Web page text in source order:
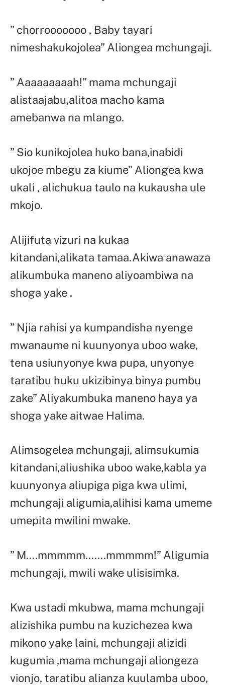
” chorrooooooo , Baby tayari
nimeshakukojolea” Aliongea mchungaji.
” Aaaaaaaaah!” mama mchungaji
alistaajabu,alitoa macho kama
amebanwa na mlango.
” Sio kunikojolea huko bana,inabidi
ukojoe mbegu za kiume” Aliongea kwa
ukali , alichukua taulo na kukausha ule
mkojo.
Alijifuta vizuri na kukaa
kitandani,alikata tamaa.Akiwa anawaza
alikumbuka maneno aliyoambiwa na
shoga yake .
” Njia rahisi ya kumpandisha nyenge
mwanaume ni kuunyonya uboo wake,
tena usiunyonye kwa pupa, unyonye
taratibu huku ukizibinya binya pumbu
zake” Aliyakumbuka maneno haya ya
shoga yake aitwae Halima.
Alimsogelea mchungaji, alimsukumia
kitandani,aliushika uboo wake,kabla ya
kuunyonya aliupiga piga kwa ulimi,
mchungaji aligumia,alihisi kama umeme
umepita mwilini mwake.
” M….mmmmm…….mmmmm!” Aligumia
mchungaji, mwili wake ulisisimka.
Kwa ustadi mkubwa, mama mchungaji
alizishika pumbu na kuzichezea kwa
mikono yake laini, mchungaji alizidi
kugumia ,mama mchungaji aliongeza
vionjo, taratibu alianza kuulamba uboo,